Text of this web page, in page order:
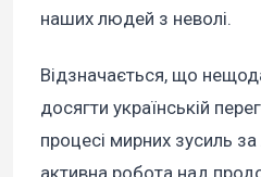
наших людей з неволі.
Відзначається, що
досягти українській
процесі мирних зусиль